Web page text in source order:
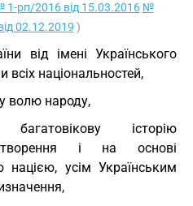
1-рп/2016 від 15.03.2016 №
02.12.2019 )
від імені Українського
всіх національностей,
волю народу,
історію
і на основі
нацією, усім Українським